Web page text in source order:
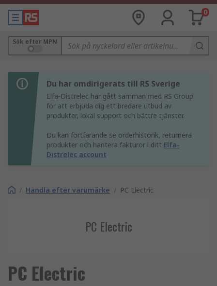
0
Sök efter MPN
Du har omdirigerats till RS Sverige
Elfa-Distrelec har gått samman med RS Group
för att erbjuda dig ett bredare utbud av
produkter, lokal support och bättre tjänster.
Du kan fortfarande se orderhistorik, returnera
produkter och hantera fakturor i ditt Elfa-
Distrelec account
/ Handla efter varumärke / PC Electric
PC Electric
PC Electric